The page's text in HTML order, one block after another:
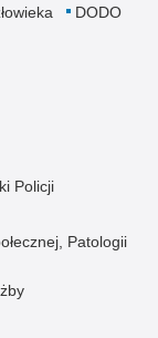
DODO
Policji
Patologii